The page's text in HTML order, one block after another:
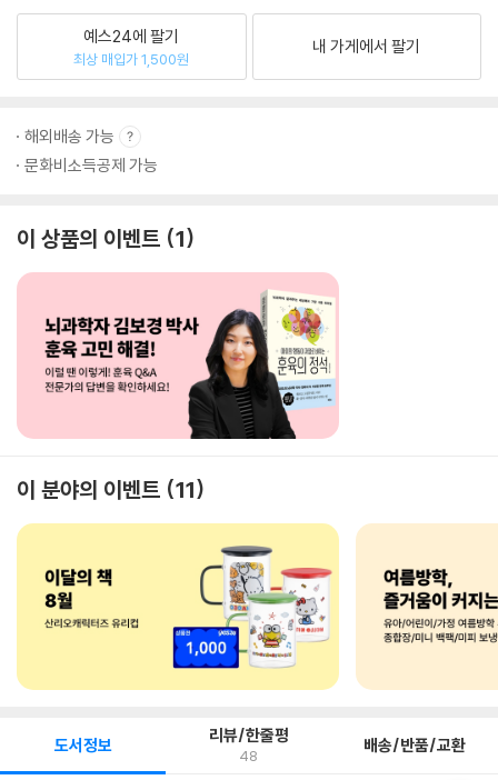
예스24에 팔기
최상 매입가 1,500원
내 가게에서 팔기
해외배송 가능
문화비소득공제 가능
이 상품의 이벤트 1
이 분야의 이벤트 11
도서정보 리뷰/한줄평
48 배송/반품/교환